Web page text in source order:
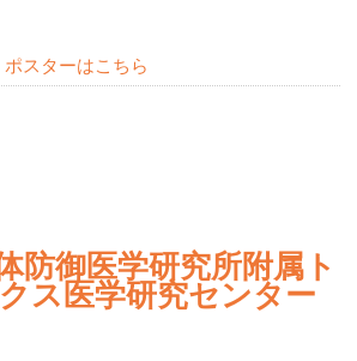
ポスターはこちら
防御医学研究所附属ト
ス医学研究センター